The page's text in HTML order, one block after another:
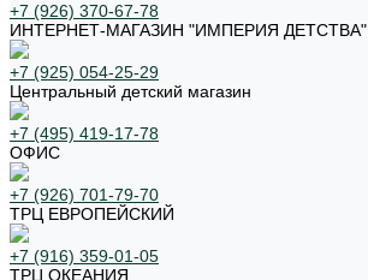
+7 (926) 370-67-78
ИНТЕРНЕТ-МАГАЗИН "ИМПЕРИЯ ДЕТСТВА"
+7 (925) 054-25-29
Центральный детский магазин
+7 (495) 419-17-78
ОФИС
+7 (926) 701-79-70
ТРЦ ЕВРОПЕЙСКИЙ
+7 (916) 359-01-05
ТРЦ ОКЕАНИЯ